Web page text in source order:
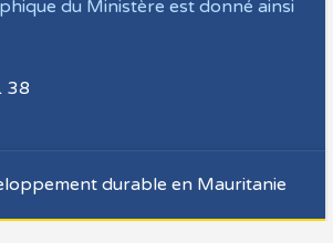
du Ministère est donné ainsi
38
durable en Mauritanie